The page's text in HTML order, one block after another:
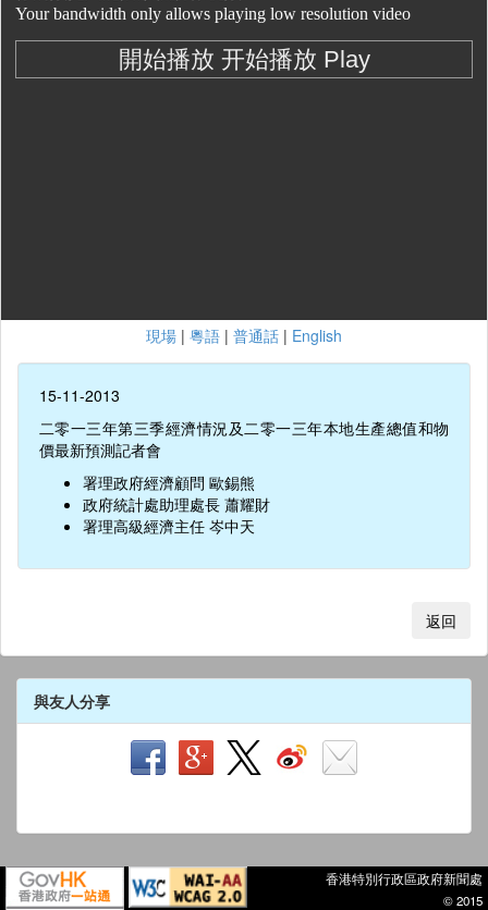
現場 | 粵語 | 普通話 | English
15-11-2013
二零一三年第三季經濟情況及二零一三年本地生產總值和物
價最新預測記者會
署理政府經濟顧問 歐錫熊
政府統計處助理處長 蕭耀財
署理高級經濟主任 岑中天
返回
與友人分享
香港特別行政區政府新聞處
© 2015